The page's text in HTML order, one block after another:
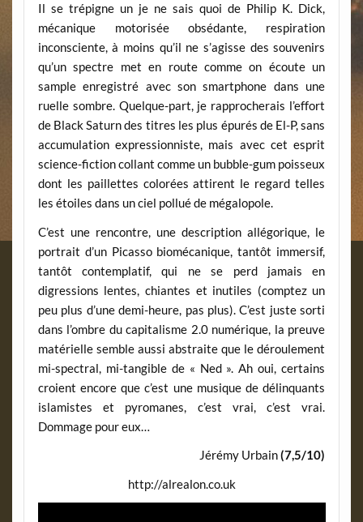
Il se trépigne un je ne sais quoi de Philip K. Dick,
mécanique motorisée obsédante, respiration
inconsciente, à moins qu’il ne s’agisse des souvenirs
qu’un spectre met en route comme on écoute un
sample enregistré avec son smartphone dans une
ruelle sombre. Quelque-part, je rapprocherais l’effort
de Black Saturn des titres les plus épurés de El-P, sans
accumulation expressionniste, mais avec cet esprit
science-fiction collant comme un bubble-gum poisseux
dont les paillettes colorées attirent le regard telles
les étoiles dans un ciel pollué de mégalopole.
C’est une rencontre, une description allégorique, le
portrait d’un Picasso biomécanique, tantôt immersif,
tantôt contemplatif, qui ne se perd jamais en
digressions lentes, chiantes et inutiles (comptez un
peu plus d’une demi-heure, pas plus). C’est juste sorti
dans l’ombre du capitalisme 2.0 numérique, la preuve
matérielle semble aussi abstraite que le déroulement
mi-spectral, mi-tangible de « Ned ». Ah oui, certains
croient encore que c’est une musique de délinquants
islamistes et pyromanes, c’est vrai, c’est vrai.
Dommage pour eux…
Jérémy Urbain(7,5/10)
http://alrealon.co.uk